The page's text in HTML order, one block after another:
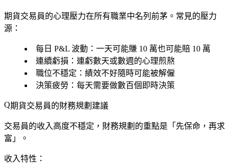
期貨交易員的心理壓力在所有職業中名列前茅。常見的壓力
源：
每日 P&L 波動 ：一天可能賺 10 萬也可能賠 10 萬
連續虧損 ：連虧數天或數週的心理煎熬
職位不穩定 ：績效不好隨時可能被解僱
決策疲勞 ：每天需要做數百個即時決策
期貨交易員的財務規劃建議
交易員的收入高度不穩定，財務規劃的重點是「先保命，再求
富」。
收入特性：